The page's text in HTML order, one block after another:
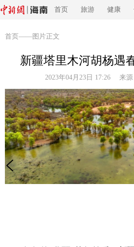
首页 旅游 健康
首页 ——图片正文
新疆塔里木河胡杨遇
2023年04月23日 17:26 来源